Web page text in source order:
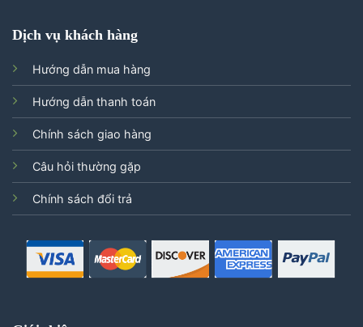
Dịch vụ khách hàng
Hướng dẫn mua hàng
Hướng dẫn thanh toán
Chính sách giao hàng
Câu hỏi thường gặp
Chính sách đổi trả